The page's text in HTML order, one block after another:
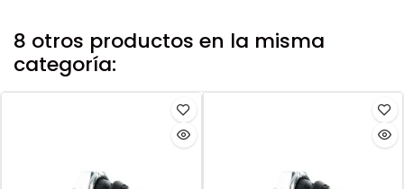
8 otros productos en la misma
categoría: